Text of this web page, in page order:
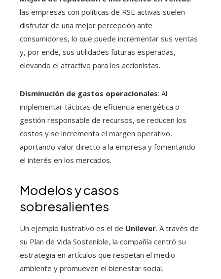
las empresas con políticas de RSE activas suelen
disfrutar de una mejor percepción ante
consumidores, lo que puede incrementar sus ventas
y, por ende, sus utilidades futuras esperadas,
elevando el atractivo para los accionistas.
Disminución de gastos operacionales: Al
implementar tácticas de eficiencia energética o
gestión responsable de recursos, se reducen los
costos y se incrementa el margen operativo,
aportando valor directo a la empresa y fomentando
el interés en los mercados.
Modelos y casos
sobresalientes
Un ejemplo ilustrativo es el de Unilever. A través de
su Plan de Vida Sostenible, la compañía centró su
estrategia en artículos que respetan el medio
ambiente y promueven el bienestar social.